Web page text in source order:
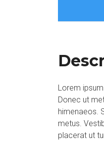
Lorem
Donec ut
himenaeos.
metus.
placerat ut